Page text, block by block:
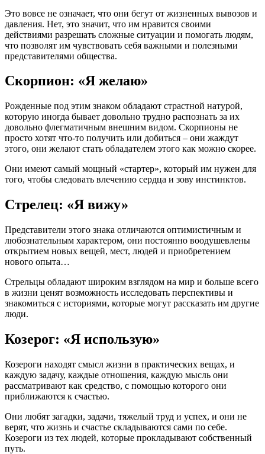
Это вовсе не означает, что они бегут от жизненных вывозов и
давления. Нет, это значит, что им нравится своими
действиями разрешать сложные ситуации и помогать людям,
что позволят им чувствовать себя важными и полезными
представителями общества.
Скорпион: «Я желаю»
Рожденные под этим знаком обладают страстной натурой,
которую иногда бывает довольно трудно распознать за их
довольно флегматичным внешним видом. Скорпионы не
просто хотят что-то получить или добиться – они жаждут
этого, они желают стать обладателем этого как можно скорее.
Они имеют самый мощный «стартер», который им нужен для
того, чтобы следовать влечению сердца и зову инстинктов.
Стрелец: «Я вижу»
Представители этого знака отличаются оптимистичным и
любознательным характером, они постоянно воодушевлены
открытием новых вещей, мест, людей и приобретением
нового опыта…
Стрельцы обладают широким взглядом на мир и больше всего
в жизни ценят возможность исследовать перспективы и
знакомиться с историями, которые могут рассказать им другие
люди.
Козерог: «Я использую»
Козероги находят смысл жизни в практических вещах, и
каждую задачу, каждые отношения, каждую мысль они
рассматривают как средство, с помощью которого они
приближаются к счастью.
Они любят загадки, задачи, тяжелый труд и успех, и они не
верят, что жизнь и счастье складываются сами по себе.
Козероги из тех людей, которые прокладывают собственный
путь.